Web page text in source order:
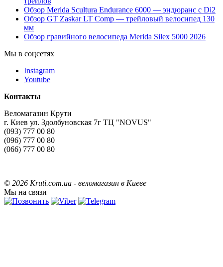
Обзор Merida Scultura Endurance 6000 — эндюранс с Di2
Обзор GT Zaskar LT Comp — трейловый велосипед 130
мм
Обзор гравийного велосипеда Merida Silex 5000 2026
Мы в соцсетях
Instagram
Youtube
Контакты
Веломагазин Крути
г. Киев ул. Здолбуновская 7г ТЦ "NOVUS"
(093) 777 00 80
(096) 777 00 80
(066) 777 00 80
© 2026 Kruti.com.ua - веломагазин в Киеве
Мы на связи